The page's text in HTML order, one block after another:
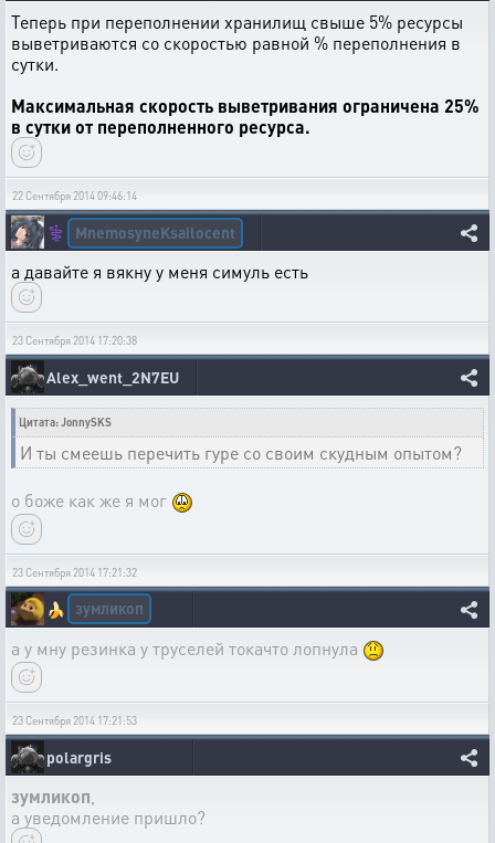
Теперь при переполнении хранилищ свыше 5% ресурсы
выветриваются со скоростью равной % переполнения в
сутки.
Максимальная скорость выветривания ограничена 25%
в сутки от переполненного ресурса.
22 Сентября 2014 09:46:14
⚕️ MnemosyneKsailocent
а давайте я вякну у меня симуль есть
23 Сентября 2014 17:20:38
Alex_went_2N7EU
Цитата: JonnySKS
И ты смеешь перечить гуре со своим скудным опытом?
о боже как же я мог
23 Сентября 2014 17:21:32
🍌 зумликоп
а у мну резинка у труселей токачто лопнула
23 Сентября 2014 17:21:53
polargris
зумликоп
а уведомление пришло?